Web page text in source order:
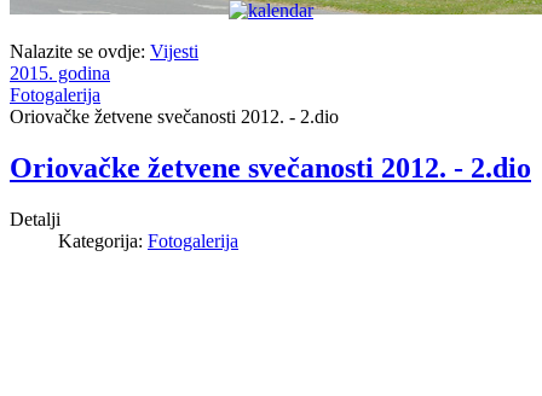
Nalazite se ovdje: Vijesti
2015. godina
Fotogalerija
Oriovačke žetvene svečanosti 2012. - 2.dio
Oriovačke žetvene svečanosti 2012. - 2.dio
Detalji
Kategorija: Fotogalerija